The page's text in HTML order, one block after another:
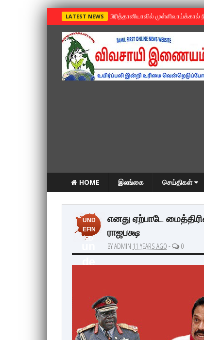
LATEST NEWS »பிரித்தானியாவில் முள்ளிவாய்க்கால்
HOME இலங்கை செய்திகள்
UND
EFIN
ED
de
எனது ஏற்பாடே
ராஜபக்ஷ
BY ADMIN 11 YEARS AGO - 0